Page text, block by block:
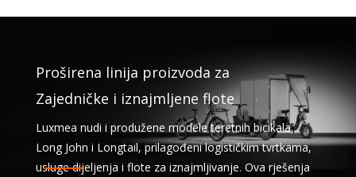
Proširena linija proizvoda za
Zajedničke i iznajmljene flote
Luxmea nudi i produžene modele teretnih bicikala,
Long John i Longtail, prilagođeni logističkim tvrtkama,
usluge dijeljenja i flote za iznajmljivanje. Ova rješenja